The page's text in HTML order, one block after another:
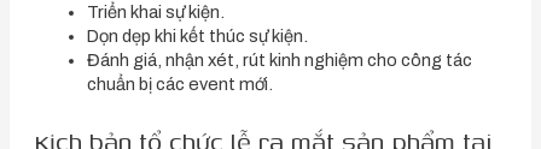
Triển khai sự kiện.
Dọn dẹp khi kết thúc sự kiện.
Đánh giá, nhận xét, rút kinh nghiệm cho công tác
chuẩn bị các event mới.
Kịch bản tổ chức lễ ra mắt sản phẩm tại